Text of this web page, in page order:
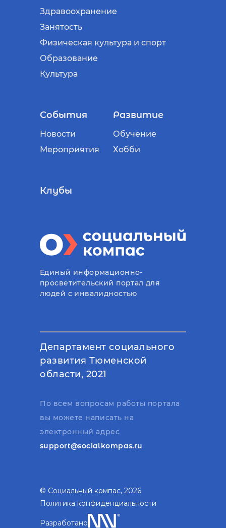
Здравоохранение
Занятость
Физическая культура и спорт
Образование
Культура
События
Новости
Мероприятия
Развитие
Обучение
Хобби
Клубы
Единый информационно-
просветительский портал для
людей с инвалидностью
Департамент социального
развития Тюменской
области, 2021
По всем вопросам работы портала
вы можете написать на
электронный адрес
support@socialkompas.ru
© Социальный компас, 2026
Политика конфиденциальности
Разработано